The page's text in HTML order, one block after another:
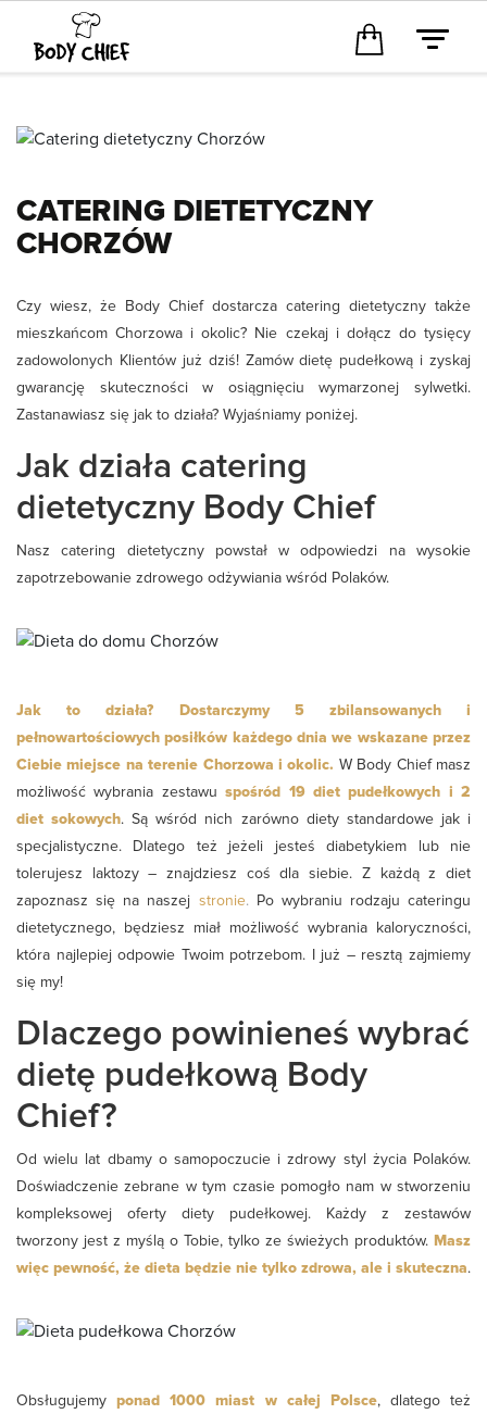
CATERING DIETETYCZNY
CHORZÓW
Czy wiesz, że Body Chief dostarcza catering dietetyczny także
mieszkańcom Chorzowa i okolic? Nie czekaj i dołącz do tysięcy
zadowolonych Klientów już dziś! Zamów dietę pudełkową i zyskaj
gwarancję skuteczności w osiągnięciu wymarzonej sylwetki.
Zastanawiasz się jak to działa? Wyjaśniamy poniżej.
Jak działa catering
dietetyczny Body Chief
Nasz catering dietetyczny powstał w odpowiedzi na wysokie
zapotrzebowanie zdrowego odżywiania wśród Polaków.
Jak to działa? Dostarczymy 5 zbilansowanych i
pełnowartościowych posiłków każdego dnia we wskazane przez
Ciebie miejsce na terenie Chorzowa i okolic. W Body Chief masz
możliwość wybrania zestawu spośród 19 diet pudełkowych i 2
diet sokowych. Są wśród nich zarówno diety standardowe jak i
specjalistyczne.
Dlatego też jeżeli jesteś diabetykiem lub nie
tolerujesz laktozy – znajdziesz coś dla siebie. Z każdą z diet
zapoznasz się na naszej stronie. Po wybraniu rodzaju cateringu
dietetycznego, będziesz miał możliwość wybrania kaloryczności,
która najlepiej odpowie Twoim potrzebom. I już – resztą zajmiemy
się my!
Dlaczego powinieneś wybrać
dietę pudełkową Body
Chief?
Od wielu lat dbamy o samopoczucie i zdrowy styl życia Polaków.
Doświadczenie zebrane w tym czasie pomogło nam w stworzeniu
kompleksowej oferty diety pudełkowej. Każdy z zestawów
tworzony jest z myślą o Tobie, tylko ze świeżych produktów. Masz
więc pewność, że dieta będzie nie tylko zdrowa, ale i skuteczna.
Obsługujemy ponad 1000 miast w całej Polsce, dlatego też